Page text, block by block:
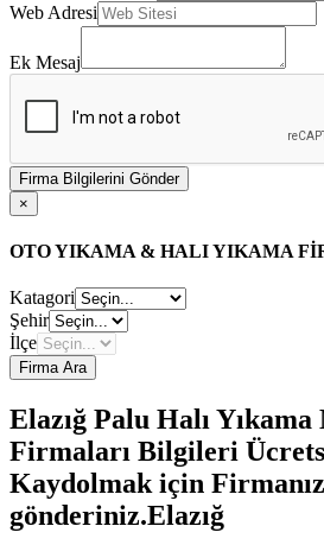
Web Adresi
Ek Mesaj
Firma Bilgilerini Gönder
×
OTO YIKAMA & HALI YIKAMA
Katagori
Şehir
İlçe
Firma Ara
Elazığ Palu Halı
Firmaları Bilgileri
Kaydolmak için
gönderiniz.Elazığ